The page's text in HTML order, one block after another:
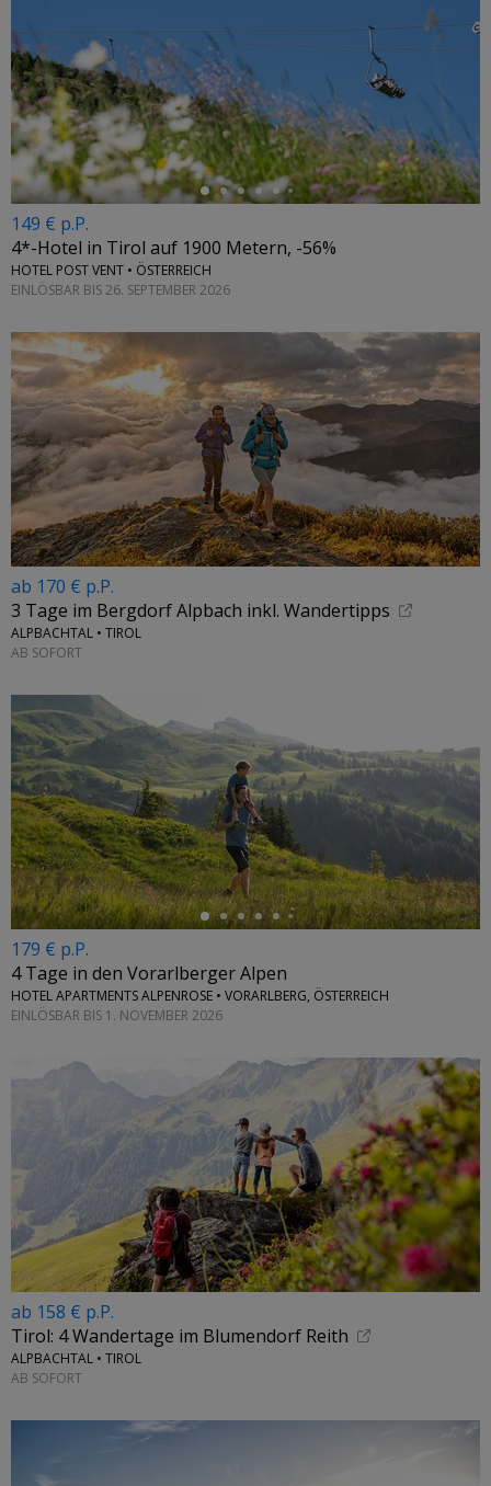
←
149 € p.P.
4*-Hotel in Tirol auf 1900 Metern, -56%
HOTEL POST VENT • ÖSTERREICH
EINLÖSBAR BIS 26. SEPTEMBER 2026
ab 170 € p.P.
3 Tage im Bergdorf Alpbach inkl. Wandertipps
ALPBACHTAL • TIROL
AB SOFORT
←
179 € p.P.
4 Tage in den Vorarlberger Alpen
HOTEL APARTMENTS ALPENROSE • VORARLBERG, ÖSTERREICH
EINLÖSBAR BIS 1. NOVEMBER 2026
ab 158 € p.P.
Tirol: 4 Wandertage im Blumendorf Reith
ALPBACHTAL • TIROL
AB SOFORT